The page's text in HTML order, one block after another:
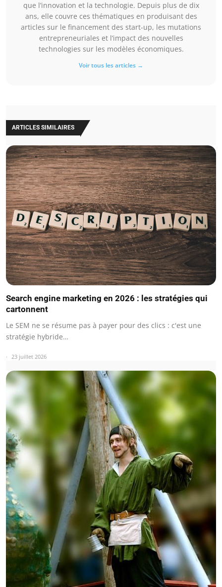
que l’innovation et la technologie. Depuis plus de dix
ans, elle couvre ces thématiques en produisant des
articles sur le financement des start-up, les mutations
entrepreneuriales et l’impact des nouvelles
technologies sur les modèles économiques.
Voir tous les articles →
ARTICLES SIMILAIRES
Search engine marketing en 2026 : les stratégies qui
cartonnent
Le SEM ne se résume pas à payer pour des clics : c'est une
stratégie hybride…
23 juillet 2026